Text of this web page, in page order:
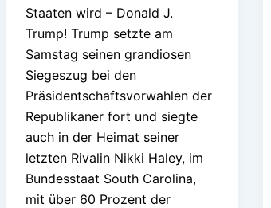
Staaten wird – Donald J.
Trump! Trump setzte am
Samstag seinen grandiosen
Siegeszug bei den
Präsidentschaftsvorwahlen der
Republikaner fort und siegte
auch in der Heimat seiner
letzten Rivalin Nikki Haley, im
Bundesstaat South Carolina,
mit über 60 Prozent der